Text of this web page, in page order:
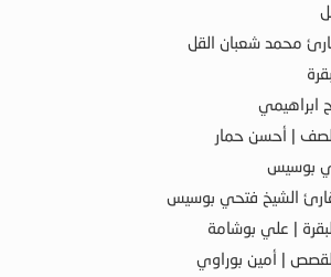
محمد شعبان القل
ابراهيمي
| أحسن حمار
بوسيس
الشيخ فتحي بوسيس
| علي بوشامة
| أمين بوراوي